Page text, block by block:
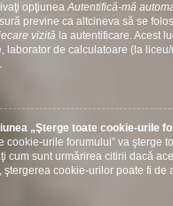
opţiuneaAutentifică-mă
previne ca altcineva să se
vizită la autentificare. Acest
laborator de calculatoare (la
„Şterge toate cookie-urile
cookie-urile forumului” va şterge
cum sunt urmărirea citirii dacă
ştergerea cookie-urilor poate fi de